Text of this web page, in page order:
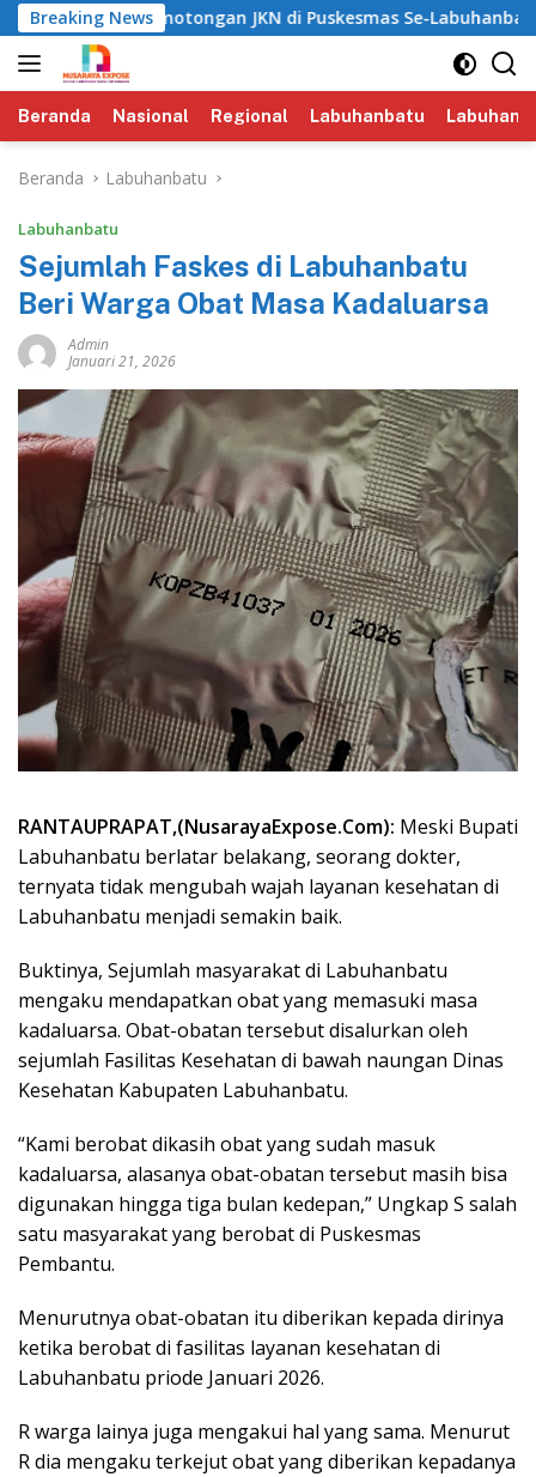
Langsung
ke
konten
Breaking News
Isu Pemotongan JKN di Puskesmas Se-Labuhanbatu‎‎
Beranda Nasional Regional Labuhanbatu
Beranda Labuhanbatu
Labuhanbatu
Sejumlah Faskes di Labuhanbatu
Beri Warga Obat Masa Kadaluarsa
Admin
Januari 21, 2026
RANTAUPRAPAT,(NusarayaExpose.Com): Meski Bupati
Labuhanbatu berlatar belakang, seorang dokter,
ternyata tidak mengubah wajah layanan kesehatan di
Labuhanbatu menjadi semakin baik.
Buktinya, Sejumlah masyarakat di Labuhanbatu
mengaku mendapatkan obat yang memasuki masa
kadaluarsa. Obat-obatan tersebut disalurkan oleh
sejumlah Fasilitas Kesehatan di bawah naungan Dinas
Kesehatan Kabupaten Labuhanbatu.
“Kami berobat dikasih obat yang sudah masuk
kadaluarsa, alasanya obat-obatan tersebut masih bisa
digunakan hingga tiga bulan kedepan,” Ungkap S salah
satu masyarakat yang berobat di Puskesmas
Pembantu.
Menurutnya obat-obatan itu diberikan kepada dirinya
ketika berobat di fasilitas layanan kesehatan di
Labuhanbatu priode Januari 2026.
R warga lainya juga mengakui hal yang sama. Menurut
R dia mengaku terkejut obat yang diberikan kepadanya